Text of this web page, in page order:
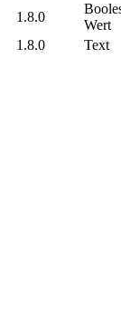
1.8.0
Wert
1.8.0 Text